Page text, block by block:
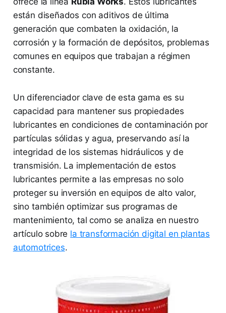
están diseñados con aditivos de última
generación que combaten la oxidación, la
corrosión y la formación de depósitos, problemas
comunes en equipos que trabajan a régimen
constante.
Un diferenciador clave de esta gama es su
capacidad para mantener sus propiedades
lubricantes en condiciones de contaminación por
partículas sólidas y agua, preservando así la
integridad de los sistemas hidráulicos y de
transmisión. La implementación de estos
lubricantes permite a las empresas no solo
proteger su inversión en equipos de alto valor,
sino también optimizar sus programas de
mantenimiento, tal como se analiza en nuestro
artículo sobre la transformación digital en plantas
automotrices.